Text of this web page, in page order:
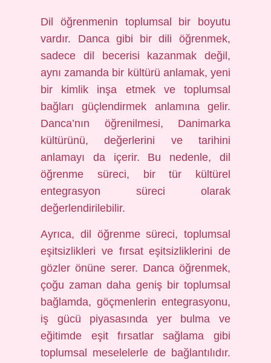
Dil öğrenmenin toplumsal bir boyutu
vardır. Danca gibi bir dili öğrenmek,
sadece dil becerisi kazanmak değil,
aynı zamanda bir kültürü anlamak, yeni
bir kimlik inşa etmek ve toplumsal
bağları güçlendirmek anlamına gelir.
Danca’nın öğrenilmesi, Danimarka
kültürünü, değerlerini ve tarihini
anlamayı da içerir. Bu nedenle, dil
öğrenme süreci, bir tür kültürel
entegrasyon süreci olarak
değerlendirilebilir.
Ayrıca, dil öğrenme süreci, toplumsal
eşitsizlikleri ve fırsat eşitsizliklerini de
gözler önüne serer. Danca öğrenmek,
çoğu zaman daha geniş bir toplumsal
bağlamda, göçmenlerin entegrasyonu,
iş gücü piyasasında yer bulma ve
eğitimde eşit fırsatlar sağlama gibi
toplumsal meselelerle de bağlantılıdır.